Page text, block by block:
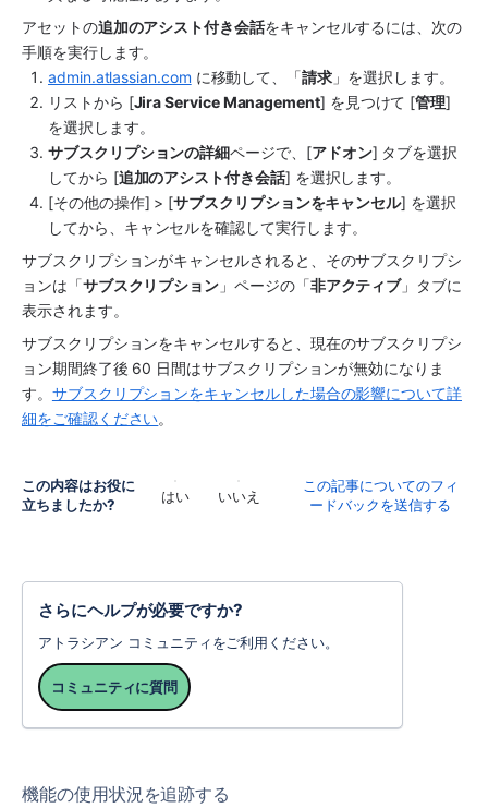
アセットの追加のアシスト付き会話をキャンセルするには、次の
手順を実行します。
admin.atlassian.com に移動して、「請求 」を選択します。
リストから [Jira Service Management] を見つけて [管理]
を選択します。
サブスクリプションの詳細ページで、[アドオン] タブを選択
してから [追加のアシスト付き会話] を選択します。
[その他の操作] > [サブスクリプションをキャンセル] を選択
してから、キャンセルを確認して実行します。
サブスクリプションがキャンセルされると、そのサブスクリプシ
ョンは「サブスクリプション 」ページの「非アクティブ」タブに
表示されます。
サブスクリプションをキャンセルすると、現在のサブスクリプシ
ョン期間終了後 60 日間はサブスクリプションが無効になりま
す。 サブスクリプションをキャンセルした場合の影響について詳
細をご確認ください。
この内容はお役に
立ちましたか?
はい いいえ
この記事についてのフィ
ードバックを送信する
さらにヘルプが必要ですか?
アトラシアン コミュニティをご利用ください。
コミュニティに質問
機能の使用状況を追跡する